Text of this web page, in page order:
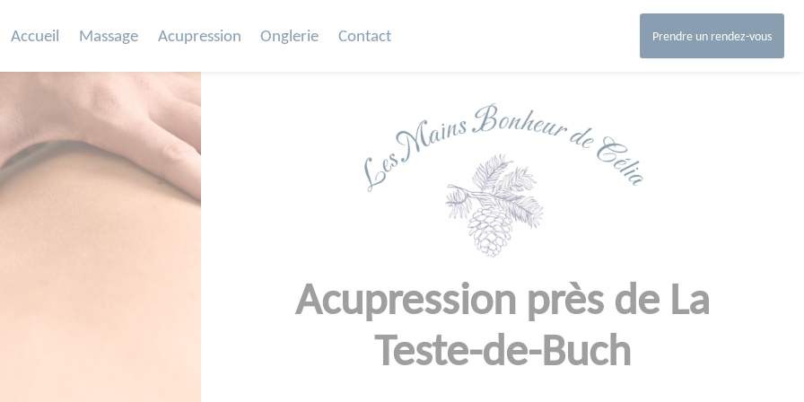
Accueil Massage Acupression Onglerie Contact Prendre un rendez-vous
Acupression près de La
Teste-de-Buch